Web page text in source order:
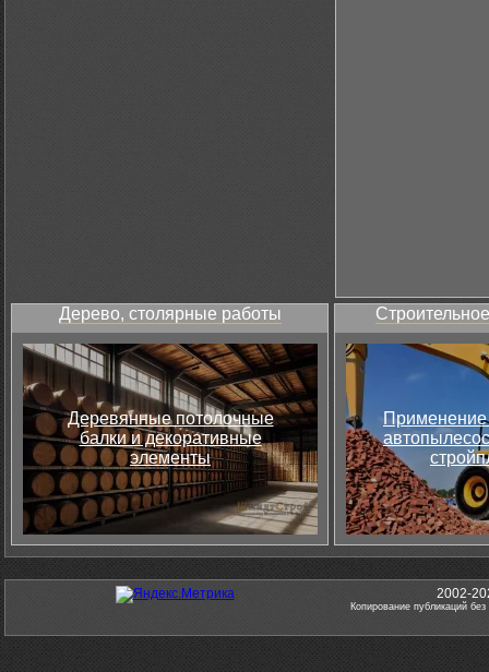
Дерево, столярные работы
Деревянные потолочные
балки и декоративные
элементы
Применение
2002-
Копирование публикаций